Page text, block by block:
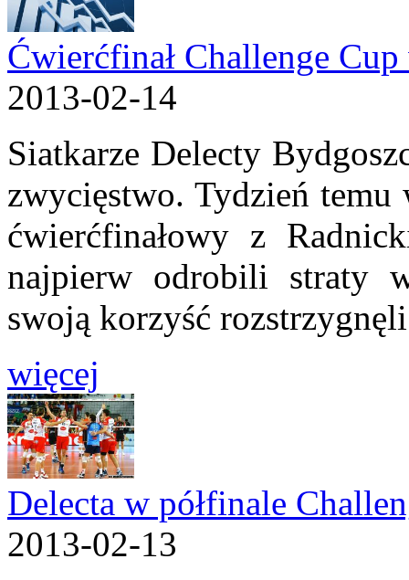
Ćwierćfinał Challenge
2013-02-14
Siatkarze Delecty
zwycięstwo. Tydzień
ćwierćfinałowy z
najpierw odrobili straty
swoją korzyść
więcej
Delecta w półfinale
2013-02-13